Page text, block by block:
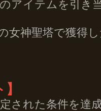
アイテムを引き
女神聖塔で獲得
された条件を達